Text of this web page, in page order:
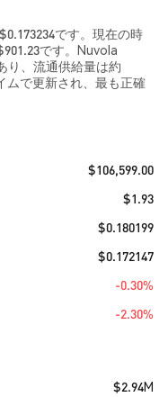
です。現在の時
です。Nuvola
り、流通供給量は約
ムで更新され、最も正確
$106,599.00
$1.93
$0.180199
$0.172147
-0.30%
-2.30%
$2.94M